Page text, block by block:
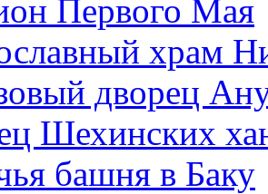
Первого Мая
храм
дворец
Шехинских
башня в Баку